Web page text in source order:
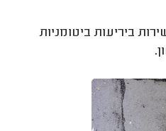
ביריעות ביטומניות